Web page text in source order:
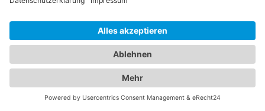
dafür, dass die Gesundheit Ihrer Augen und die
Ihrer Familie in den besten Händen sind.
Jetzt Augenarzt finden!